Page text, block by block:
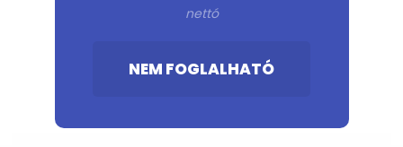
nettó
NEM FOGLALHATÓ